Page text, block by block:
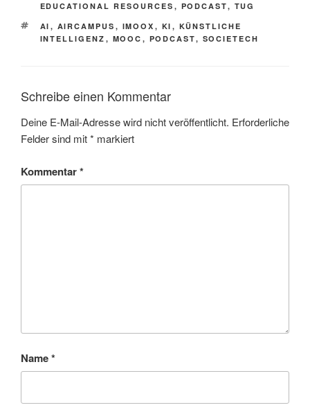
EDUCATIONAL RESOURCES , PODCAST, TUG
SCHLAGWÖRTER
AI , AIRCAMPUS , IMOOX , KI , KÜNSTLICHE
INTELLIGENZ , MOOC , PODCAST, SOCIETECH
Schreibe einen Kommentar
Deine E-Mail-Adresse wird nicht veröffentlicht. Erforderliche
Felder sind mit* markiert
Kommentar*
Name*